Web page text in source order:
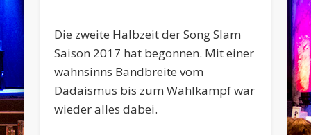
Die zweite Halbzeit der Song Slam
Saison 2017 hat begonnen. Mit einer
wahnsinns Bandbreite vom
Dadaismus bis zum Wahlkampf war
wieder alles dabei.